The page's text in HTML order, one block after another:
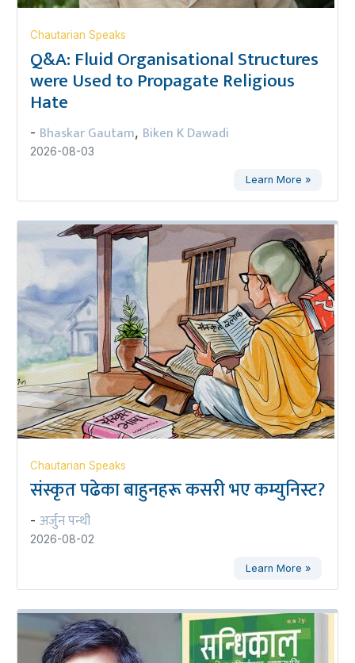
Chautarian Speaks
Q&A: Fluid Organisational Structures
were Used to Propagate Religious
Hate
- Bhaskar Gautam, Biken K Dawadi
2026-08-03
Learn More »
Chautarian Speaks
संस्कृत पढेका बाहुनहरू कसरी भए कम्युनिस्ट?
- अर्जुन पन्थी
2026-08-02
Learn More »